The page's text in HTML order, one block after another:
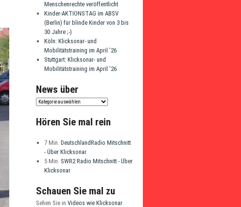
Menschenrechte veröffentlicht
Kinder-AKTIONSTAG im ABSV
(Berlin) für blinde Kinder von 3 bis
30 Jahre ;-)
Köln: Klicksonar- und
Mobilitätstraining im April ’26
Stuttgart: Klicksonar- und
Mobilitätstraining im April ’26
News über
Hören Sie mal rein
7 Min. DeutschlandRadio Mitschnitt
- Über Klicksonar
5 Min. SWR2 Radio Mitschnitt - Über
Klicksonar
Schauen Sie mal zu
Sehen Sie in Videos wie Klicksonar